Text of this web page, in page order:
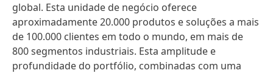
global. Esta unidade de negócio oferece
aproximadamente 20.000 produtos e soluções a mais
de 100.000 clientes em todo o mundo, em mais de
800 segmentos industriais. Esta amplitude e
profundidade do portfólio, combinadas com uma